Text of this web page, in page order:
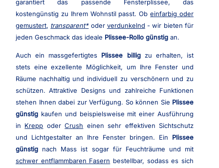
garantiert das passende Fensterplissee, das
kostengünstig zu Ihrem Wohnstil passt. Obeinfarbig oder
gemustert, transparent oder verdunkelnd - wir bieten für
jeden Geschmack das ideale Plissee-Rollo günstig an.
Auch ein massgefertigtes Plissee billigzu erhalten, ist
stets eine exzellente Möglichkeit, um Ihre Fenster und
Räume nachhaltig und individuell zu verschönern und zu
schützen. Attraktive Designs und zahlreiche Funktionen
stehen Ihnen dabei zur Verfügung. So können Sie Plissee
günstig kaufen und beispielsweise mit einer Ausführung
in Krepp oderCrush einen sehr effektiven Sichtschutz
und Lichtgestalter an Ihre Fenster bringen. Ein Plissee
günstig nach Mass ist sogar für Feuchträume und mit
schwer entflammbaren Fasern bestellbar, sodass es sich